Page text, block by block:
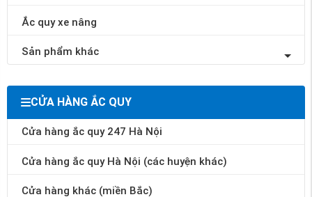
Ắc quy xe nâng
Sản phẩm khác
CỬA HÀNG ẮC QUY
Cửa hàng ắc quy 247 Hà Nội
Cửa hàng ắc quy Hà Nội (các huyện khác)
Cửa hàng khác (miền Bắc)